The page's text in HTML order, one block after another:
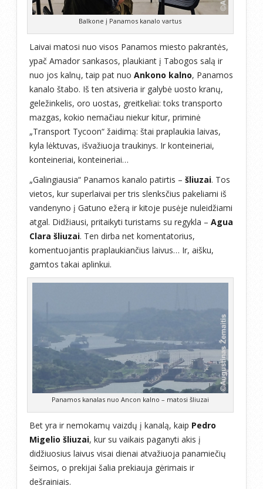
Balkone į Panamos kanalo vartus
Laivai matosi nuo visos Panamos miesto pakrantės,
ypač Amador sankasos, plaukiant į Tabogos salą ir
nuo jos kalnų, taip pat nuo Ankono kalno, Panamos
kanalo štabo. Iš ten atsiveria ir galybė uosto kranų,
geležinkelis, oro uostas, greitkeliai: toks transporto
mazgas, kokio nemačiau niekur kitur, priminė
„Transport Tycoon“ žaidimą: štai praplaukia laivas,
kyla lėktuvas, išvažiuoja traukinys. Ir konteineriai,
konteineriai, konteineriai…
„Galingiausia“ Panamos kanalo patirtis – šliuzai. Tos
vietos, kur superlaivai per tris slenksčius pakeliami iš
vandenyno į Gatuno ežerą ir kitoje pusėje nuleidžiami
atgal. Didžiausi, pritaikyti turistams su regykla – Agua
Clara šliuzai. Ten dirba net komentatorius,
komentuojantis praplaukiančius laivus… Ir, aišku,
gamtos takai aplinkui.
Panamos kanalas nuo Ancon kalno – matosi šliuzai
Bet yra ir nemokamų vaizdų į kanalą, kaip Pedro
Migelio šliuzai, kur su vaikais paganyti akis į
didžiuosius laivus visai dienai atvažiuoja panamiečių
šeimos, o prekijai šalia prekiauja gėrimais ir
dešrainiais.